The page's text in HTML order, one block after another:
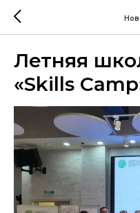
Летняя
«Skills